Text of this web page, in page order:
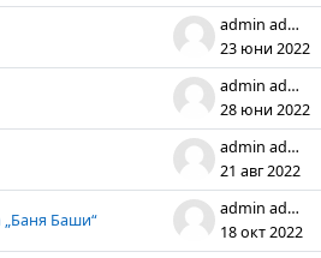
admin admin
23 юни 2022
admin admin
28 юни 2022
admin admin
21 авг 2022
„Баня Баши“
admin admin
18 окт 2022